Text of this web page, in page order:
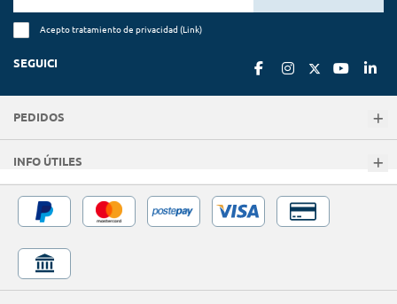
Acepto tratamiento de privacidad (Link)
SEGUICI
PEDIDOS
INFO ÚTILES